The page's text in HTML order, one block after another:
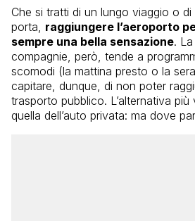
Che si tratti di un lungo viaggio o
porta, raggiungere l’aeroporto
sempre una bella sensazione.
compagnie, però, tende a
scomodi (la mattina presto o la
capitare, dunque, di non poter
trasporto pubblico. L’alternativa
quella dell’auto privata: ma dove